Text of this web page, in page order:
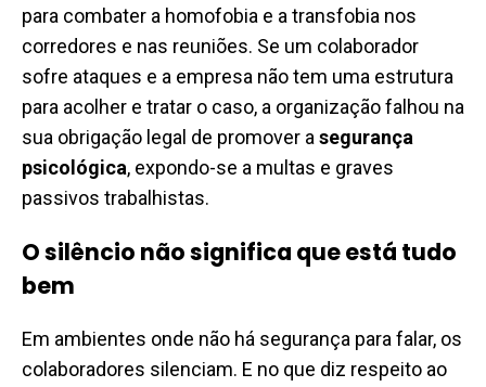
para combater a homofobia e a transfobia nos
corredores e nas reuniões. Se um colaborador
sofre ataques e a empresa não tem uma estrutura
para acolher e tratar o caso, a organização falhou na
sua obrigação legal de promover a segurança
psicológica, expondo-se a multas e graves
passivos trabalhistas.
O silêncio não significa que está tudo
bem
Em ambientes onde não há segurança para falar, os
colaboradores silenciam. E no que diz respeito ao